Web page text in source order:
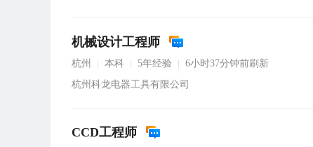
机械设计工程师
杭州 本科 5年经验
6小时37分钟前刷新
杭州科龙电器工具有限公司
CCD工程师